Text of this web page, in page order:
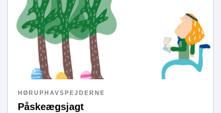
HØRUPHAVSPEJDERNE
Påskeægsjagt